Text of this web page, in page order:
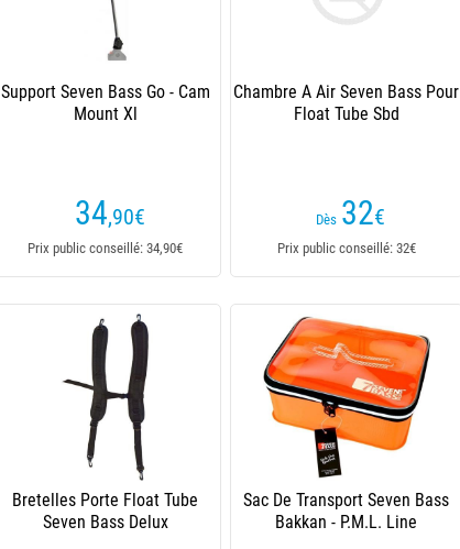
Support Seven Bass Go - Cam
Mount Xl
34,90€
Prix public conseillé: 34,90€
Chambre A Air Seven Bass Pour
Float Tube Sbd
Dès 32€
Prix public conseillé: 32€
Bretelles Porte Float Tube
Seven Bass Delux
Sac De Transport Seven Bass
Bakkan - P.M.L. Line